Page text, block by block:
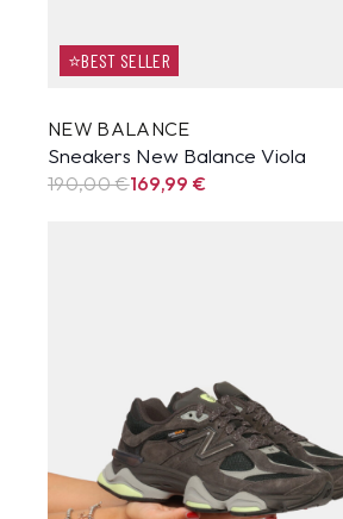
⭐BEST SELLER
NEW BALANCE
Sneakers New Balance Viola
190,00 €169,99€